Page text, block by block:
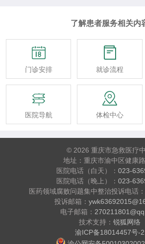
了解患者服务相关内

门诊安排

就诊流程

医院导航

体检中心
© 2026 重庆市急救医疗
地址：重庆市渝中区健康
医院电话（白天）： 023-
医院电话（晚上）： 023-
医药领域腐败问题集中整治投诉电话：
投诉邮箱：
电子邮箱：
技术支持： 锐狐网络
渝ICP备18014457号-2